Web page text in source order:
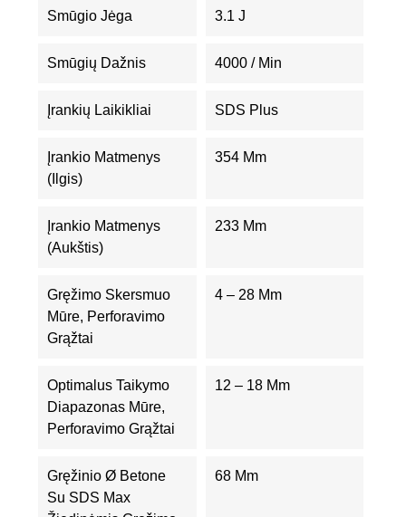
Smūgio Jėga 3.1 J
Smūgių Dažnis 4000 / Min
Įrankių Laikikliai SDS Plus
Įrankio Matmenys
(ilgis)
354 Mm
Įrankio Matmenys
(aukštis)
233 Mm
Gręžimo Skersmuo
Mūre, Perforavimo
Grąžtai
4 – 28 Mm
Optimalus Taikymo
Diapazonas Mūre,
Perforavimo Grąžtai
12 – 18 Mm
Gręžinio Ø Betone
Su SDS Max
68 Mm